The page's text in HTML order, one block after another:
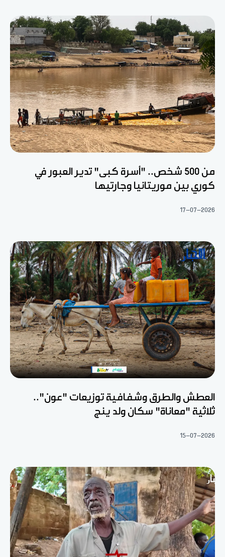
من 500 شخص.. "أسرة كبى" تدير العبور في
كوري بين موريتانيا وجارتيها
17-07-2026
العطش والطرق وشفافية توزيعات "عون"..
ثلاثية "معاناة" سكان ولد ينج
15-07-2026